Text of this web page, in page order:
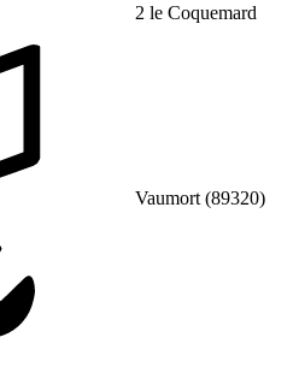
2 le Coquemard
Vaumort (89320)